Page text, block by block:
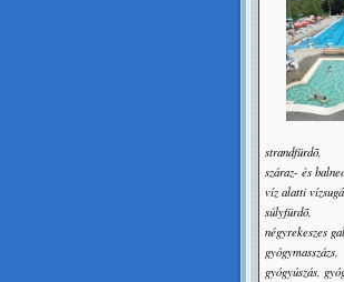
strandfürdõ,
száraz- és
víz alatti
súlyfürdõ,
négyrekeszes
gyógymasszázs,
gyógyúszás,